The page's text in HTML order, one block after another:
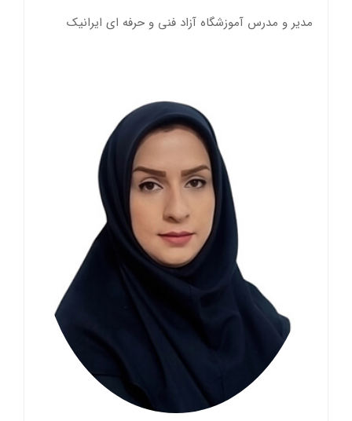
مدیر و مدرس آموزشگاه آزاد فنی و حرفه ای ایرانیک